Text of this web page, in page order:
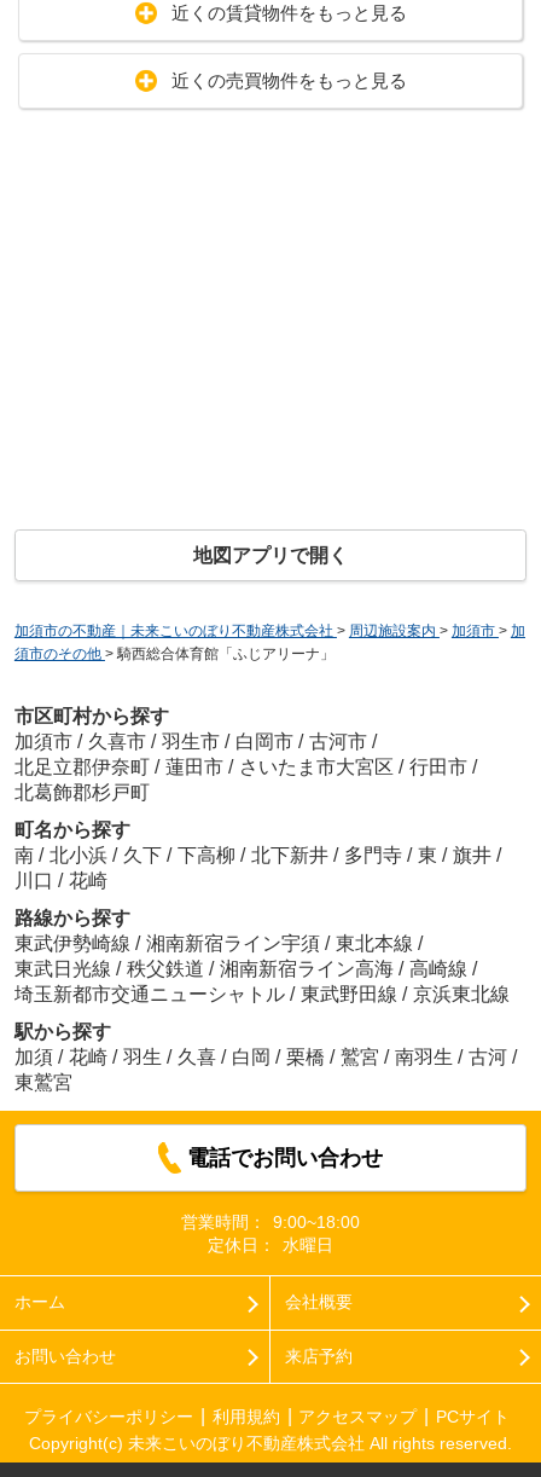
近くの賃貸物件をもっと見る
近くの売買物件をもっと見る
地図アプリで開く
加須市の不動産｜未来こいのぼり不動産株式会社 > 周辺施設案内 > 加須市 > 加
須市のその他 > 騎西総合体育館「ふじアリーナ」
市区町村から探す
加須市 / 久喜市 / 羽生市 / 白岡市 / 古河市 /
北足立郡伊奈町 / 蓮田市 / さいたま市大宮区 / 行田市 /
北葛飾郡杉戸町
町名から探す
南 / 北小浜 / 久下 / 下高柳 / 北下新井 / 多門寺 / 東 / 旗井 /
川口 / 花崎
路線から探す
東武伊勢崎線 / 湘南新宿ライン宇須 / 東北本線 /
東武日光線 / 秩父鉄道 / 湘南新宿ライン高海 / 高崎線 /
埼玉新都市交通ニューシャトル / 東武野田線 / 京浜東北線
駅から探す
加須 / 花崎 / 羽生 / 久喜 / 白岡 / 栗橋 / 鷲宮 / 南羽生 / 古河 /
東鷲宮
電話でお問い合わせ
営業時間：
9:00~18:00
定休日：
水曜日
ホーム 会社概要
お問い合わせ 来店予約
プライバシーポリシー 利用規約 アクセスマップ
PCサイト
Copyright(c) 未来こいのぼり不動産株式会社 All rights reserved.